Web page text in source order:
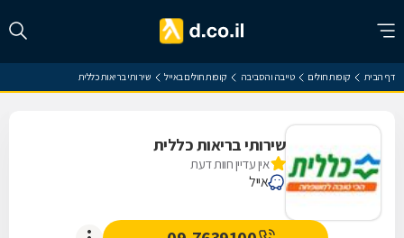
דף הבית קופות חולים טייבה והסביבה קופות חולים באייל שירותי בריאות כללית
שירותי בריאות כללית
אין עדיין חוות דעת
אייל